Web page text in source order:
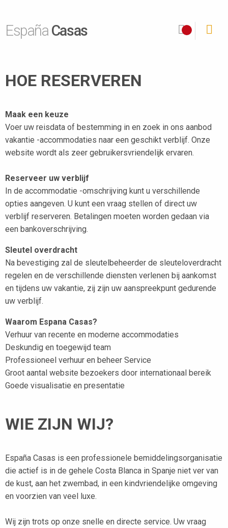
España Casas
HOE RESERVEREN
Maak een keuze
Voer uw reisdata of bestemming in en zoek in ons aanbod
vakantie -accommodaties naar een geschikt verblijf. Onze
website wordt als zeer gebruikersvriendelijk ervaren.
Reserveer uw verblijf
In de accommodatie -omschrijving kunt u verschillende
opties aangeven. U kunt een vraag stellen of direct uw
verblijf reserveren. Betalingen moeten worden gedaan via
een bankoverschrijving.
Sleutel overdracht
Na bevestiging zal de sleutelbeheerder de sleuteloverdracht
regelen en de verschillende diensten verlenen bij aankomst
en tijdens uw vakantie, zij zijn uw aanspreekpunt gedurende
uw verblijf.
Waarom Espana Casas?
Verhuur van recente en moderne accommodaties
Deskundig en toegewijd team
Professioneel verhuur en beheer Service
Groot aantal website bezoekers door internationaal bereik
Goede visualisatie en presentatie
WIE ZIJN WIJ?
España Casas is een professionele bemiddelingsorganisatie
die actief is in de gehele Costa Blanca in Spanje niet ver van
de kust, aan het zwembad, in een kindvriendelijke omgeving
en voorzien van veel luxe.
Wij zijn trots op onze snelle en directe service. Uw vraag